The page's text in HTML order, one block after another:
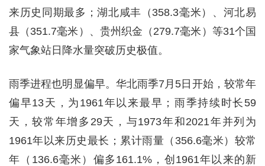
来历史同期最多；湖北咸丰（358.3毫米）、河北易
县（351.7毫米）、贵州织金（279.7毫米）等31个国
家气象站日降水量突破历史极值。
雨季进程也明显偏早。华北雨季7月5日开始，较常年
偏早13天，为1961年以来最早；雨季持续时长59
天，较常年增多29天，与1973年和2021年并列为
1961年以来历史最长；累计雨量（356.6毫米）较常
年（136.6毫米）偏多161.1%，创1961年以来的新